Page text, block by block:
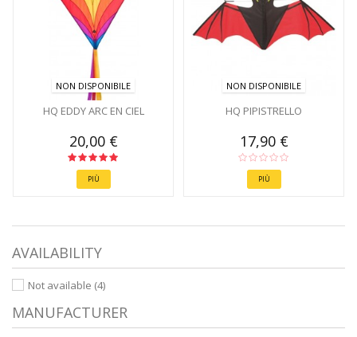
NON DISPONIBILE
HQ EDDY ARC EN CIEL
20,00 €
PIÙ
NON DISPONIBILE
HQ PIPISTRELLO
17,90 €
PIÙ
AVAILABILITY
Not available (4)
MANUFACTURER